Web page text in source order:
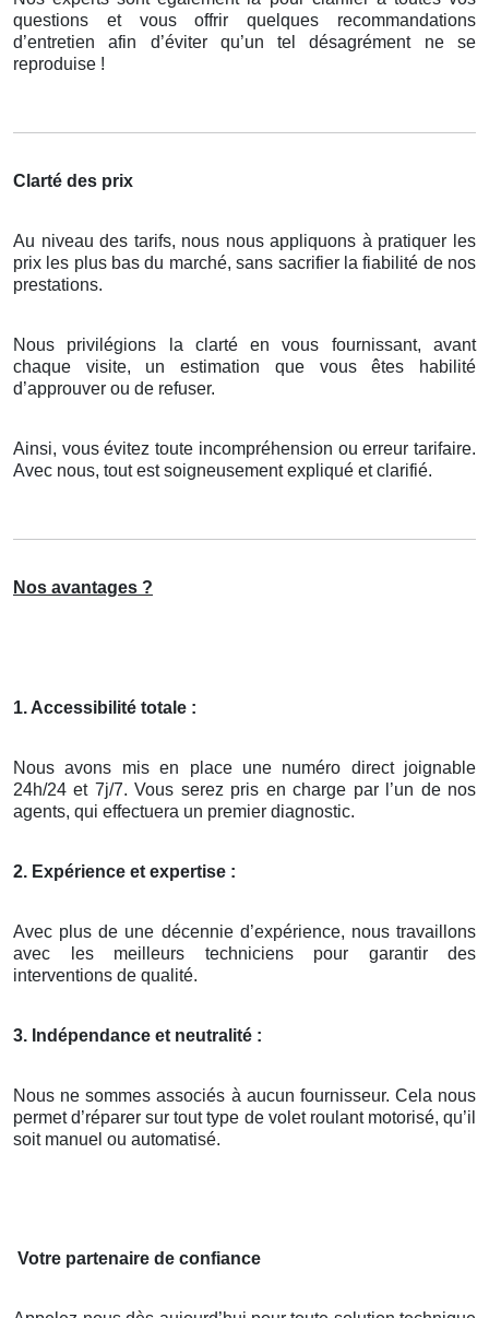
questions et vous offrir quelques recommandations
d’entretien afin d’éviter qu’un tel désagrément ne se
reproduise !
Clarté des prix
Au niveau des tarifs, nous nous appliquons à pratiquer les
prix les plus bas du marché, sans sacrifier la fiabilité de nos
prestations.
Nous privilégions la clarté en vous fournissant, avant
chaque visite, un estimation que vous êtes habilité
d’approuver ou de refuser.
Ainsi, vous évitez toute incompréhension ou erreur tarifaire.
Avec nous, tout est soigneusement expliqué et clarifié.
Nos avantages ?
1. Accessibilité totale :
Nous avons mis en place une numéro direct joignable
24h/24 et 7j/7. Vous serez pris en charge par l’un de nos
agents, qui effectuera un premier diagnostic.
2. Expérience et expertise :
Avec plus de une décennie d’expérience, nous travaillons
avec les meilleurs techniciens pour garantir des
interventions de qualité.
3. Indépendance et neutralité :
Nous ne sommes associés à aucun fournisseur. Cela nous
permet d’réparer sur tout type de volet roulant motorisé, qu’il
soit manuel ou automatisé.
Votre partenaire de confiance